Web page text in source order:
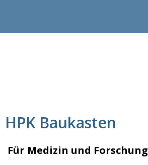
HPK Baukasten
Für Medizin und Forschung